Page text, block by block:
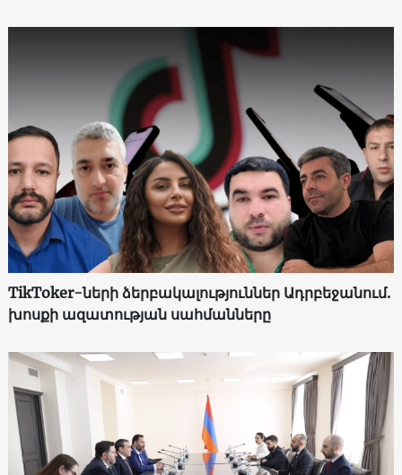
TikToker-ների ձերբակալություններ Ադրբեջանում.
խոսքի ազատության սահմանները